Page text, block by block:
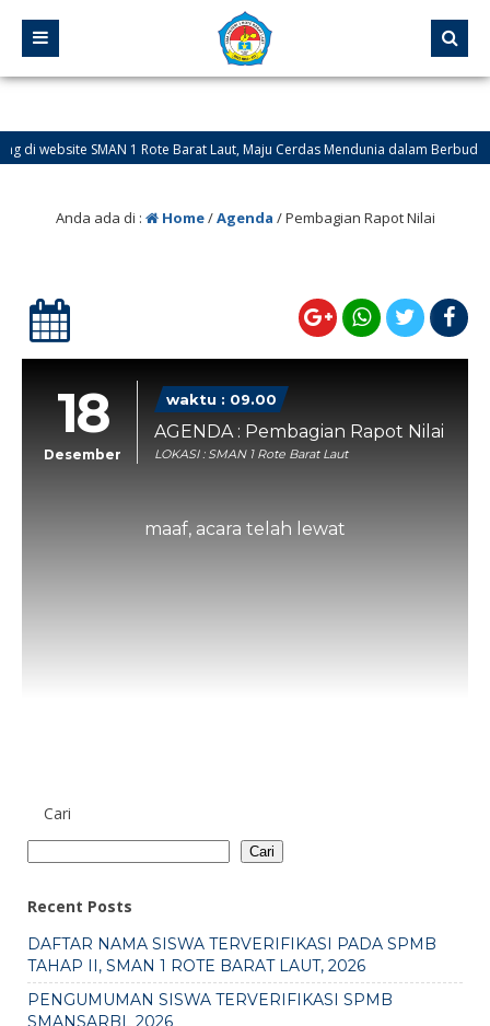
website SMAN 1 Rote Barat Laut, Maju Cerdas Mendunia dalam Berbudaya
Anda ada di : Home/Agenda /Pembagian Rapot Nilai
18
Desember
waktu : 09.00
AGENDA : Pembagian Rapot Nilai
LOKASI : SMAN 1 Rote Barat Laut
maaf, acara telah lewat
Cari
Cari
Recent Posts
DAFTAR NAMA SISWA TERVERIFIKASI PADA SPMB
TAHAP II, SMAN 1 ROTE BARAT LAUT, 2026
PENGUMUMAN SISWA TERVERIFIKASI SPMB
SMANSARBL 2026